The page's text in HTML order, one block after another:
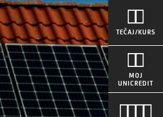
TEČAJ/KURS
MOJ
UNICREDIT